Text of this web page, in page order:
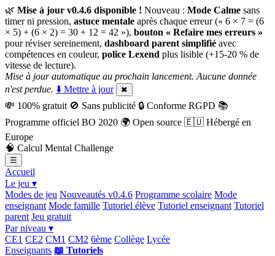
🌿 Mise à jour v0.4.6 disponible ! Nouveau : Mode Calme sans
timer ni pression, astuce mentale après chaque erreur (« 6 × 7 = (6
× 5) + (6 × 2) = 30 + 12 = 42 »), bouton « Refaire mes erreurs »
pour réviser sereinement, dashboard parent simplifié avec
compétences en couleur, police Lexend plus lisible (+15-20 % de
vitesse de lecture).
Mise à jour automatique au prochain lancement. Aucune donnée
n'est perdue. ⬇️ Mettre à jour ✖
💸 100% gratuit 🚫 Sans publicité 🔒 Conforme RGPD 📚
Programme officiel BO 2020 🌍 Open source 🇪🇺 Hébergé en
Europe
🧠 Calcul Mental Challenge
☰
Accueil
Le jeu ▾
Modes de jeu Nouveautés v0.4.6 Programme scolaire Mode
enseignant Mode famille Tutoriel élève Tutoriel enseignant Tutoriel
parent Jeu gratuit
Par niveau ▾
CE1 CE2 CM1 CM2 6ème Collège Lycée
Enseignants 📖 Tutoriels